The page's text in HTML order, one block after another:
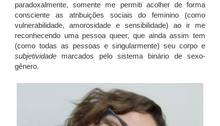
paradoxalmente, somente me permiti acolher de forma
consciente as atribuições sociais do feminino (como
vulnerabilidade, amorosidade e sensibilidade) ao ir me
reconhecendo uma pessoa queer, que ainda assim tem
(como todas as pessoas e singularmente) seu corpo e
subjetividade marcados pelo sistema binário de sexo-
gênero.